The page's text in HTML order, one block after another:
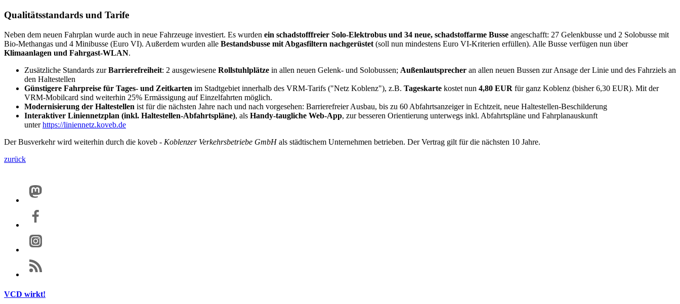
Qualitätsstandards und Tarife
Neben dem neuen Fahrplan wurde auch in neue Fahrzeuge investiert. Es wurden ein schadstofffreier Solo-Elektrobus und 34 neue, schadstoffarme Busse angeschafft: 27 Gelenkbusse und 2 Solobusse mit
Bio-Methangas und 4 Minibusse (Euro VI). Außerdem wurden alle Bestandsbusse mit Abgasfiltern nachgerüstet (soll nun mindestens Euro VI-Kriterien erfüllen). Alle Busse verfügen nun über
Klimaanlagen und Fahrgast-WLAN.
Zusätzliche Standards zurBarrierefreiheit: 2 ausgewiesene Rollstuhlplätze in allen neuen Gelenk- und Solobussen; Außenlautsprecher an allen neuen Bussen zur Ansage der Linie und des Fahrziels an
den Haltestellen
Günstigere Fahrpreise für Tages- und Zeitkarten im Stadtgebiet innerhalb des VRM-Tarifs ("Netz Koblenz"), z.B. Tageskarte kostet nun 4,80 EUR für ganz Koblenz (bisher 6,30 EUR). Mit der
VRM-Mobilcard sind weiterhin 25% Ermässigung auf Einzelfahrten möglich.
Modernisierung der Haltestellen ist für die nächsten Jahre nach und nach vorgesehen: Barrierefreier Ausbau, bis zu 60 Abfahrtsanzeiger in Echtzeit, neue Haltestellen-Beschilderung
Interaktiver Liniennetzplan (inkl. Haltestellen-Abfahrtspläne), als Handy-taugliche Web-App, zur besseren Orientierung unterwegs inkl. Abfahrtspläne und Fahrplanauskunft
unterhttps://liniennetz.koveb.de
Der Busverkehr wird weiterhin durch die koveb - Koblenzer Verkehrsbetriebe GmbHals städtischem Unternehmen betrieben. Der Vertrag gilt für die nächsten 10 Jahre.
zurück
VCD wirkt!